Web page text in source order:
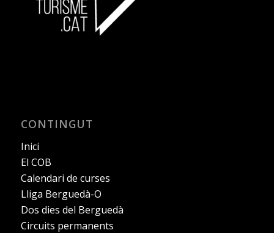
CONTINGUT
Inici
El COB
Calendari de curses
Lliga Berguedà-O
Dos dies del Berguedà
Circuits permanents